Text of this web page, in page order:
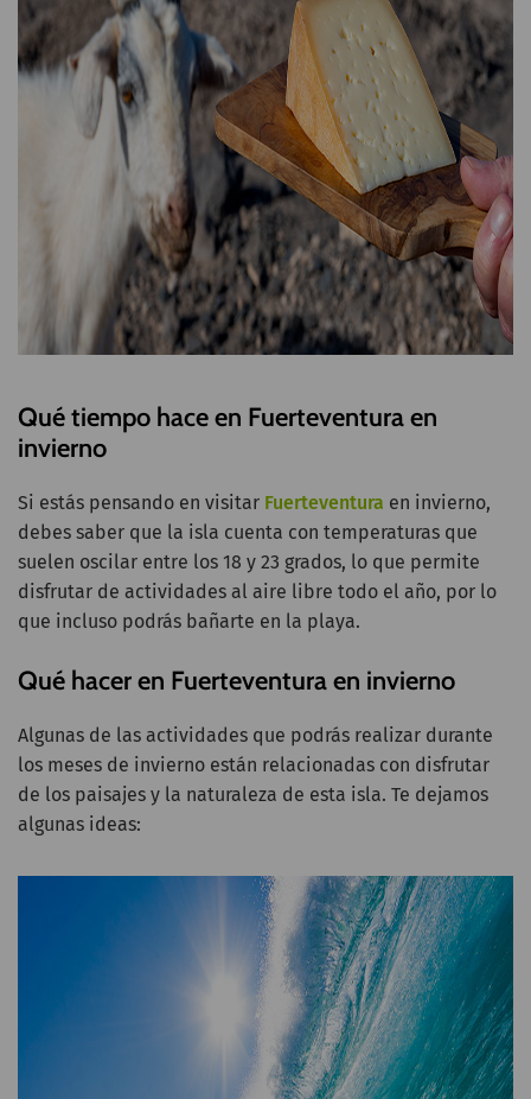
Qué tiempo hace en Fuerteventura en
invierno
Si estás pensando en visitar Fuerteventura en invierno,
debes saber que la isla cuenta con temperaturas que
suelen oscilar entre los 18 y 23 grados, lo que permite
disfrutar de actividades al aire libre todo el año, por lo
que incluso podrás bañarte en la playa.
Qué hacer en Fuerteventura en invierno
Algunas de las actividades que podrás realizar durante
los meses de invierno están relacionadas con disfrutar
de los paisajes y la naturaleza de esta isla. Te dejamos
algunas ideas: